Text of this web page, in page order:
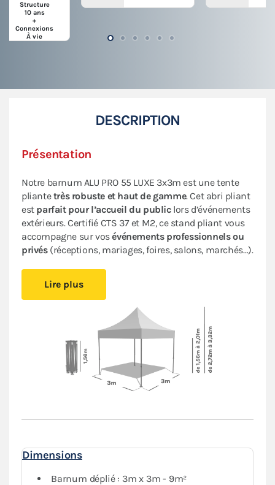
Structure
10 ans
+
Connexions
À vie
DESCRIPTION
Présentation
Notre barnum ALU PRO 55 LUXE 3x3m est une tente
pliantetrès robuste et haut de gamme. Cet abri pliant
estparfait pour l’accueil du publiclors d’événements
extérieurs.Certifié CTS 37 et M2, ce stand pliant vous
accompagne sur vosévénements professionnels ou
privés (réceptions, mariages, foires, salons, marchés…).
installer rapidement sans avoir besoin d’outil. Cette
tonnelle pliante très performante offre une
esthétique professionnelle
matériaux de qualité supérieure utilisés garantissent
la longévitéde votre tente pliante.
Sa bâche en PVC épais de 580 g/m² est aussi
résistante et imperméable
que celles des remorques
utilisationintensive.
Complété par un ensemble de 4 bâches latérales
assorties (2 murs avec fenêtre, 1 mur plein et 1 mur
avec porte),également en PVC 580g/m²
Lire plus
Dimensions
Barnum déplié : 3m x 3m - 9m²